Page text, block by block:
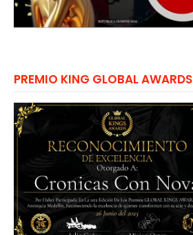
PREMIO KING GLOBAL AWARDS